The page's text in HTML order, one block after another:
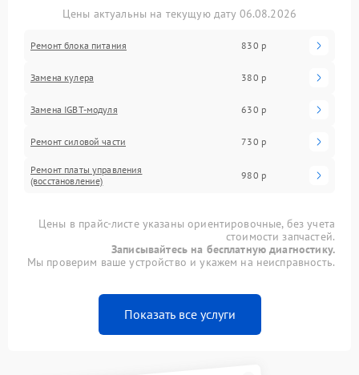
Цены актуальны на текущую дату 06.08.2026
Ремонт блока питания 830 р
Замена кулера 380 р
Замена IGBT-модуля 630 р
Ремонт силовой части 730 р
Ремонт платы управления
(восстановление)
980 р
Цены в прайс-листе указаны ориентировочные, без учета
стоимости запчастей.
Записывайтесь на бесплатную диагностику.
Мы проверим ваше устройство и укажем на неисправность.
Показать все услуги